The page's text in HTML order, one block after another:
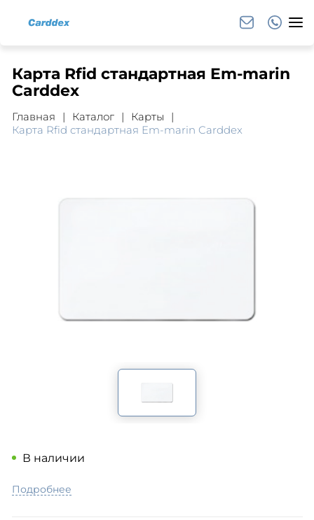
Карта Rfid cтандартная Em-marin
Carddex
Главная Каталог
Карты
Карта Rfid cтандартная Em-marin Carddex
В наличии
Подробнее